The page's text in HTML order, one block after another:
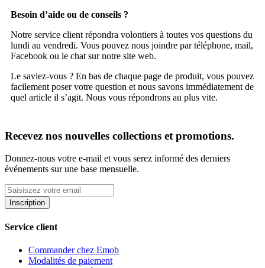
Besoin d’aide ou de conseils ?
Notre service client répondra volontiers à toutes vos questions du
lundi au vendredi. Vous pouvez nous joindre par téléphone, mail,
Facebook ou le chat sur notre site web.
Le saviez-vous ? En bas de chaque page de produit, vous pouvez
facilement poser votre question et nous savons immédiatement de
quel article il s’agit. Nous vous répondrons au plus vite.
Recevez nos nouvelles collections et promotions.
Donnez-nous votre e-mail et vous serez informé des derniers
événements sur une base mensuelle.
Inscription
Service client
Commander chez Emob
Modalités de paiement